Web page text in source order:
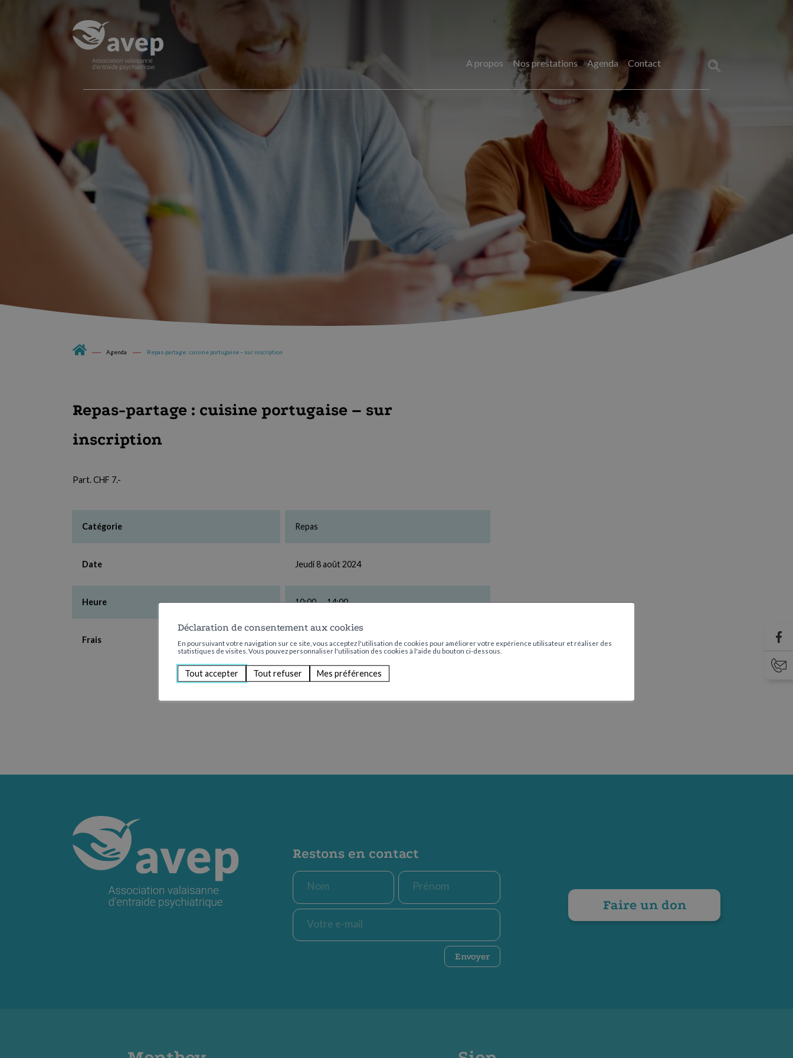
A propos Nos prestations Agenda Contact
Rechercher :
Agenda Repas-partage : cuisine portugaise – sur inscription
Repas-partage : cuisine portugaise – sur
inscription
Part. CHF 7.-
Catégorie Repas
Date Jeudi 8 août 2024
Heure 10:00 — 14:00
Frais CHF 7.00 de participation
Restons en contact
Nom Prénom
E-
mail
*
Envoyer
Faire un don
Déclaration de consentement aux cookies
En poursuivant votre navigation sur ce site, vous acceptez l'utilisation de cookies pour améliorer votre expérience utilisateur et réaliser des
statistiques de visites. Vous pouvez personnaliser l'utilisation des cookies à l'aide du bouton ci-dessous.
Tout accepter Tout refuser Mes préférences